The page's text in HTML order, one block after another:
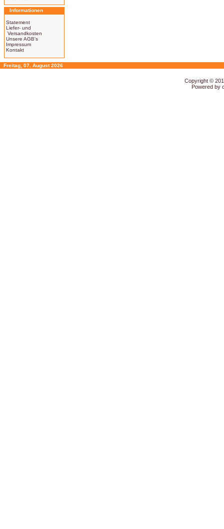
Informationen
Statement
Liefer- und
Versandkosten
Unsere AGB's
Impressum
Kontakt
Freitag, 07. August 2026
Copyright ©
Powered by